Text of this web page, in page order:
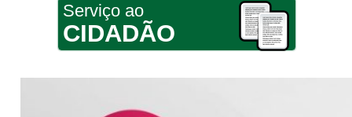
Serviço ao
CIDADÃO